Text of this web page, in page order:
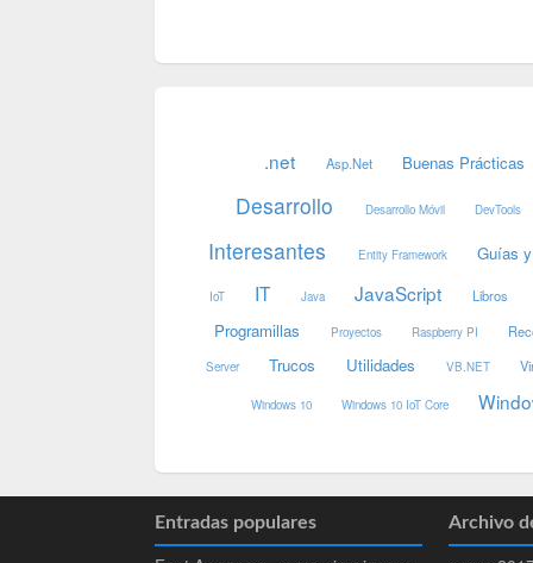
.net Asp.Net Buenas Prácticas
Desarrollo Desarrollo Móvil DevTools
Interesantes Entity Framework Guías
IoT IT Java JavaScript Libros
Programillas Proyectos Raspberry PI
Server Trucos Utilidades VB.NET
Windows 10 Windows 10 IoT Core
Entradas populares Archivo